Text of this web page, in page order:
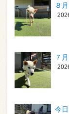
８
７
今